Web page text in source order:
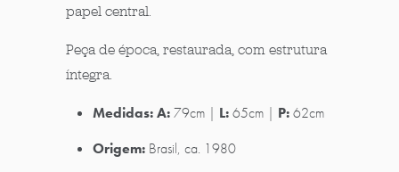
papel central.
Peça de época, restaurada, com estrutura
íntegra.
Medidas:A:79cm | L:65cm | P:62cm
Origem: Brasil, ca. 1980